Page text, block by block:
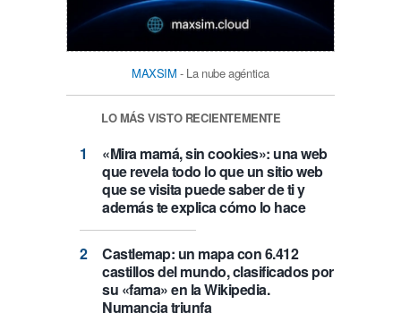
MAXSIM - La nube agéntica
LO MÁS VISTO RECIENTEMENTE
«Mira mamá, sin cookies»: una web
que revela todo lo que un sitio web
que se visita puede saber de ti y
además te explica cómo lo hace
Castlemap: un mapa con 6.412
castillos del mundo, clasificados por
su «fama» en la Wikipedia.
Numancia triunfa